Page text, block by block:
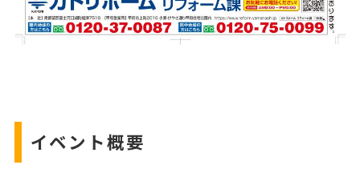
イベント概要